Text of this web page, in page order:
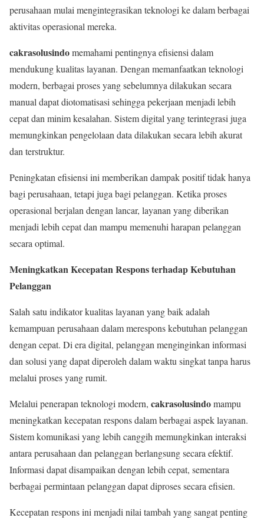
perusahaan mulai mengintegrasikan teknologi ke dalam berbagai
aktivitas operasional mereka.
cakrasolusindomemahami pentingnya efisiensi dalam
mendukung kualitas layanan. Dengan memanfaatkan teknologi
modern, berbagai proses yang sebelumnya dilakukan secara
manual dapat diotomatisasi sehingga pekerjaan menjadi lebih
cepat dan minim kesalahan. Sistem digital yang terintegrasi juga
memungkinkan pengelolaan data dilakukan secara lebih akurat
dan terstruktur.
Peningkatan efisiensi ini memberikan dampak positif tidak hanya
bagi perusahaan, tetapi juga bagi pelanggan. Ketika proses
operasional berjalan dengan lancar, layanan yang diberikan
menjadi lebih cepat dan mampu memenuhi harapan pelanggan
secara optimal.
Meningkatkan Kecepatan Respons terhadap Kebutuhan
Pelanggan
Salah satu indikator kualitas layanan yang baik adalah
kemampuan perusahaan dalam merespons kebutuhan pelanggan
dengan cepat. Di era digital, pelanggan menginginkan informasi
dan solusi yang dapat diperoleh dalam waktu singkat tanpa harus
melalui proses yang rumit.
Melalui penerapan teknologi modern, cakrasolusindomampu
meningkatkan kecepatan respons dalam berbagai aspek layanan.
Sistem komunikasi yang lebih canggih memungkinkan interaksi
antara perusahaan dan pelanggan berlangsung secara efektif.
Informasi dapat disampaikan dengan lebih cepat, sementara
berbagai permintaan pelanggan dapat diproses secara efisien.
Kecepatan respons ini menjadi nilai tambah yang sangat penting